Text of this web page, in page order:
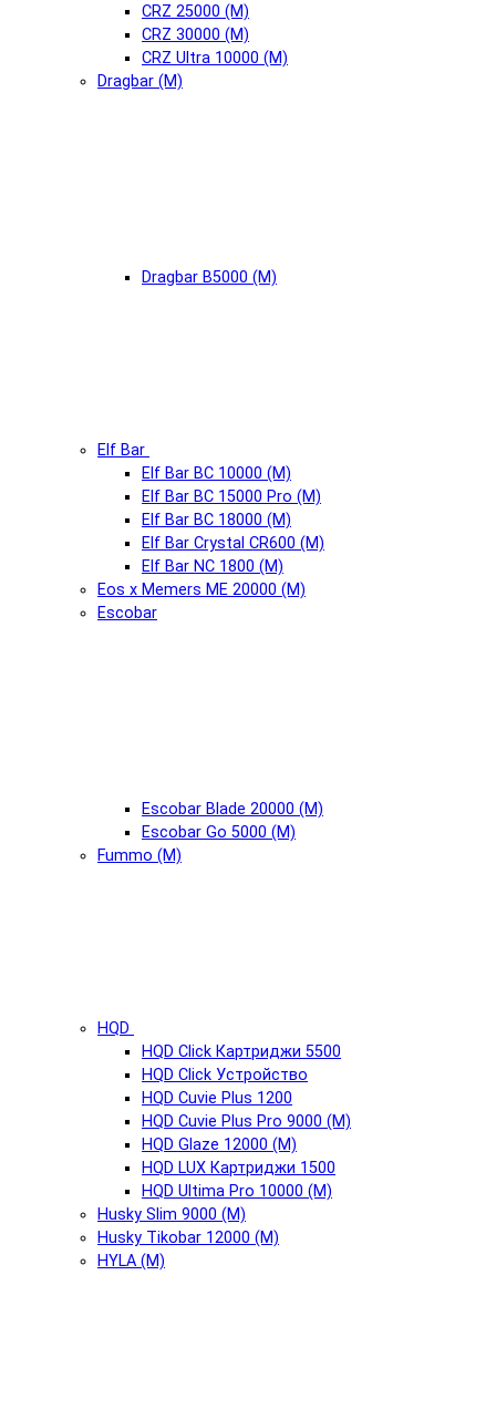
CRZ 25000 (М)
CRZ 30000 (М)
CRZ Ultra 10000 (М)
Dragbar (М)
Dragbar B5000 (М)
Elf Bar
Elf Bar BC 10000 (М)
Elf Bar BC 15000 Pro (М)
Elf Bar BC 18000 (М)
Elf Bar Crystal CR600 (М)
Elf Bar NC 1800 (М)
Eos x Memers ME 20000 (М)
Escobar
Escobar Blade 20000 (М)
Escobar Go 5000 (М)
Fummo (М)
HQD
HQD Click Картриджи 5500
HQD Click Устройство
HQD Cuvie Plus 1200
HQD Cuvie Plus Pro 9000 (М)
HQD Glaze 12000 (М)
HQD LUX Картриджи 1500
HQD Ultima Pro 10000 (М)
Husky Slim 9000 (М)
Husky Tikobar 12000 (М)
HYLA (М)